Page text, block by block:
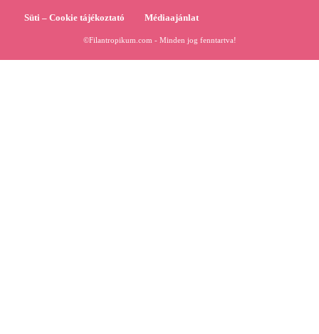
Süti – Cookie tájékoztató Médiaajánlat
©Filantropikum.com - Minden jog fenntartva!